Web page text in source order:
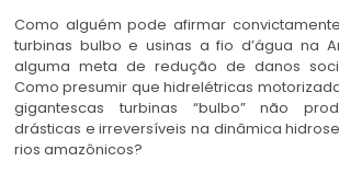
Como alguém pode afirmar
turbinas bulbo e usinas a fio d’água na
alguma meta de redução de danos
Como presumir que hidrelétricas
gigantescas turbinas “bulbo” não
drásticas e irreversíveis na dinâmica
rios amazônicos?